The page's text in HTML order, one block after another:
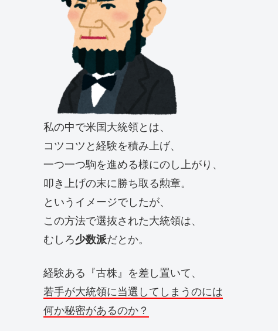
私の中で米国大統領とは、
コツコツと経験を積み上げ、
一つ一つ駒を進める様にのし上がり、
叩き上げの末に勝ち取る勲章。
というイメージでしたが、
この方法で選抜された大統領は、
むしろ少数派だとか。
経験ある『古株』を差し置いて、
若手が大統領に当選してしまうのには
何か秘密があるのか？